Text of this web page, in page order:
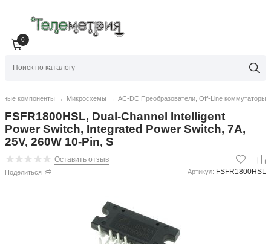
0
компоненты → Микросхемы → AC-DC Преобразователи, Off-Line коммутаторы
FSFR1800HSL, Dual-Channel Intelligent
Power Switch, Integrated Power Switch, 7A,
25V, 260W 10-Pin, S
Оставить отзыв
Поделиться Артикул: FSFR1800HSL